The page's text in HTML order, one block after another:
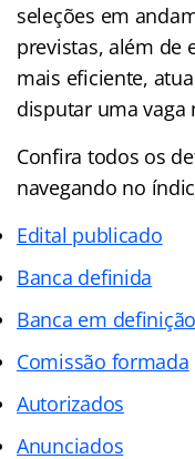
seleções em
previstas, além de
mais eficiente,
disputar uma vaga
Confira todos os
navegando no
Edital publicado
Banca definida
Banca em definição
Comissão formada
Autorizados
Anunciados